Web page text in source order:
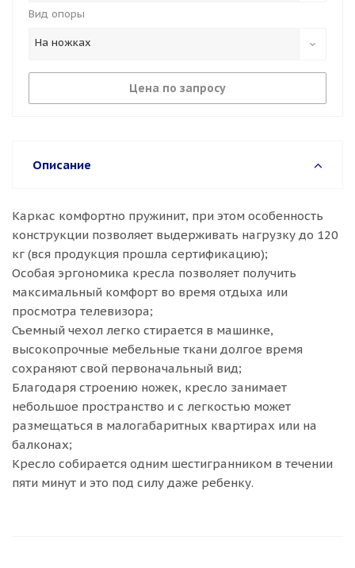
Вид опоры
На ножках
Цена по запросу
Описание
Каркас комфортно пружинит, при этом особенность
конструкции позволяет выдерживать нагрузку до 120
кг (вся продукция прошла сертификацию);
Особая эргономика кресла позволяет получить
максимальный комфорт во время отдыха или
просмотра телевизора;
Съемный чехол легко стирается в машинке,
высокопрочные мебельные ткани долгое время
сохраняют свой первоначальный вид;
Благодаря строению ножек, кресло занимает
небольшое пространство и с легкостью может
размещаться в малогабаритных квартирах или на
балконах;
Кресло собирается одним шестигранником в течении
пяти минут и это под силу даже ребенку.